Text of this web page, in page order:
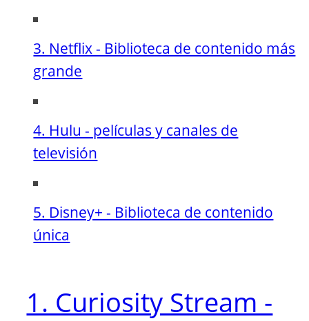
3. Netflix - Biblioteca de contenido más
grande
4. Hulu - películas y canales de
televisión
5. Disney+ - Biblioteca de contenido
única
1. Curiosity Stream -